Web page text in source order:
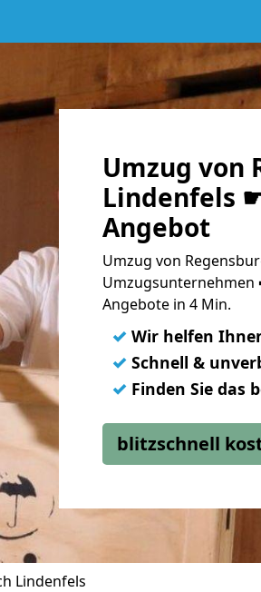
Umzug von
Lindenfels
Angebot
Umzug von
Umzugsunternehmen
Angebote in 4 Min.
✓ Wir helfen
✓ Schnell &
✓ Finden Sie das
blitzschnell
Lindenfels